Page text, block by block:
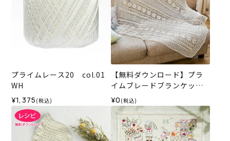
プライムレース20 col.01
WH
¥1,375 (税込)
【無料ダウンロード】プラ
イムブレードブランケット
（レシピ）
¥0 (税込)